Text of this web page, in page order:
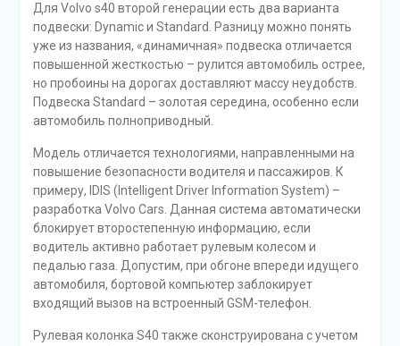
Для Volvo s40 второй генерации есть два варианта
подвески: Dynamic и Standard. Разницу можно понять
уже из названия, «динамичная» подвеска отличается
повышенной жесткостью – рулится автомобиль острее,
но пробоины на дорогах доставляют массу неудобств.
Подвеска Standard – золотая середина, особенно если
автомобиль полноприводный.
Модель отличается технологиями, направленными на
повышение безопасности водителя и пассажиров. К
примеру, IDIS (Intelligent Driver Information System) –
разработка Volvo Cars. Данная система автоматически
блокирует второстепенную информацию, если
водитель активно работает рулевым колесом и
педалью газа. Допустим, при обгоне впереди идущего
автомобиля, бортовой компьютер заблокирует
входящий вызов на встроенный GSM-телефон.
Рулевая колонка S40 также сконструирована с учетом